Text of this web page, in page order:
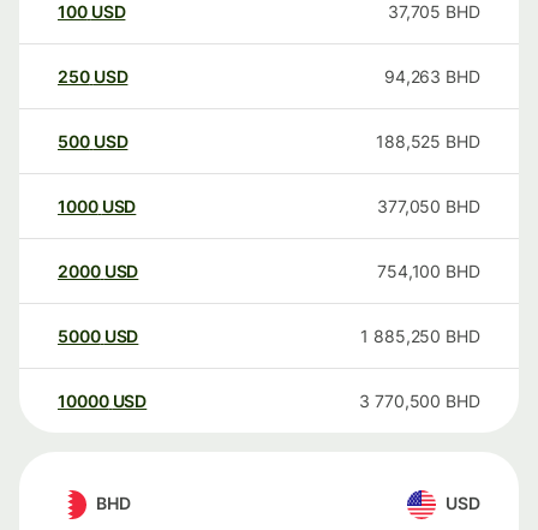
100 USD 37,705 BHD
250 USD 94,263 BHD
500 USD 188,525 BHD
1000 USD 377,050 BHD
2000 USD 754,100 BHD
5000 USD 1 885,250 BHD
10000 USD 3 770,500 BHD
BHD USD